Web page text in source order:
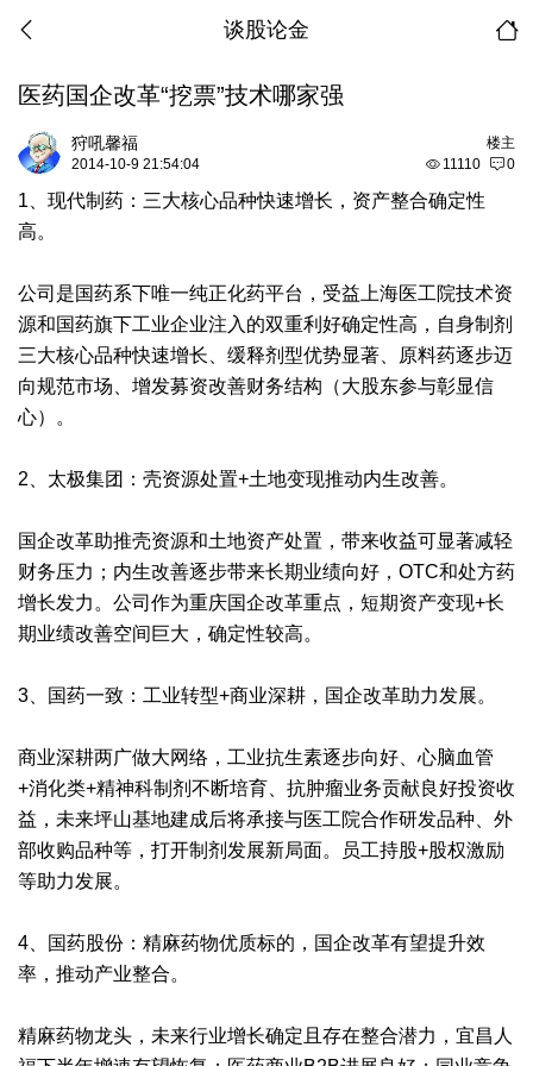
谈股论金
医药国企改革“挖票”技术哪家强
楼主
狩吼馨福
11110 0
2014-10-9 21:54:04
1、现代制药：三大核心品种快速增长，资产整合确定性
高。
公司是国药系下唯一纯正化药平台，受益上海医工院技术资
源和国药旗下工业企业注入的双重利好确定性高，自身制剂
三大核心品种快速增长、缓释剂型优势显著、原料药逐步迈
向规范市场、增发募资改善财务结构（大股东参与彰显信
心）。
2、太极集团：壳资源处置+土地变现推动内生改善。
国企改革助推壳资源和土地资产处置，带来收益可显著减轻
财务压力；内生改善逐步带来长期业绩向好，OTC和处方药
增长发力。公司作为重庆国企改革重点，短期资产变现+长
期业绩改善空间巨大，确定性较高。
3、国药一致：工业转型+商业深耕，国企改革助力发展。
商业深耕两广做大网络，工业抗生素逐步向好、心脑血管
+消化类+精神科制剂不断培育、抗肿瘤业务贡献良好投资收
益，未来坪山基地建成后将承接与医工院合作研发品种、外
部收购品种等，打开制剂发展新局面。员工持股+股权激励
等助力发展。
4、国药股份：精麻药物优质标的，国企改革有望提升效
率，推动产业整合。
精麻药物龙头，未来行业增长确定且存在整合潜力，宜昌人